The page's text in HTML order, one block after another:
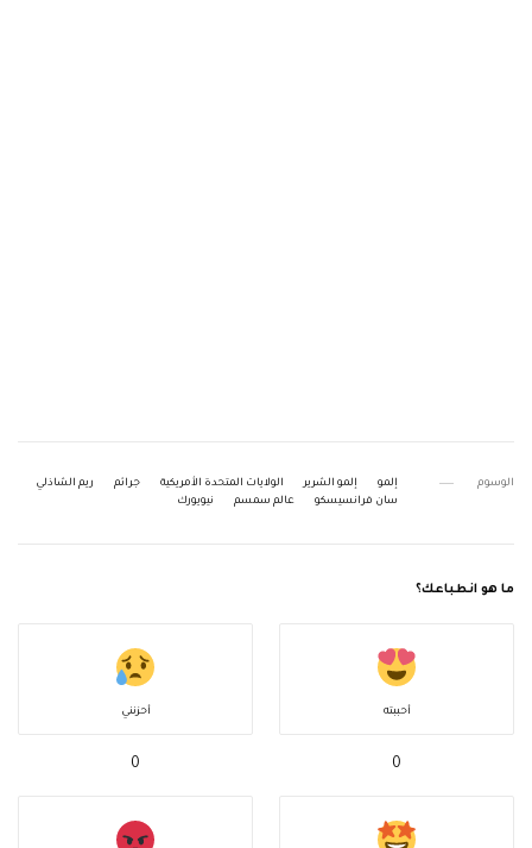
الوسوم إلمو إلمو الشرير الولايات المتحدة الأمريكية جرائم
ريم الشاذلي
سان فرانسيسكو
عالم سمسم نيويورك
ما هو انطباعك؟
أحببته
0
أحزنني
0